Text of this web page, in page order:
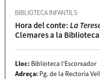
BIBLIOTECA INFANTILS
Hora del conte:La
Clemares a la
Lloc: Biblioteca l'Escorxador
Adreça: Pg. de la Rectoria